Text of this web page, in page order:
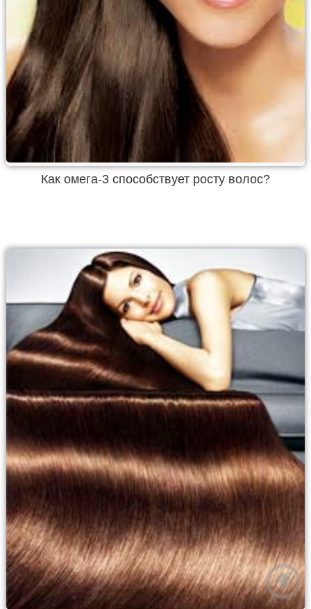
Как омега-3 способствует росту волос?